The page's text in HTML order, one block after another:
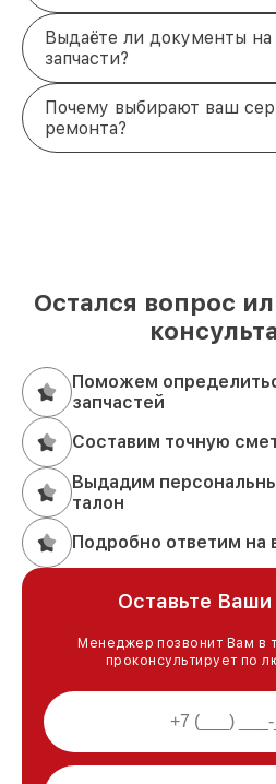
Выдаёте ли документы
запчасти?
Почему выбирают ваш
ремонта?
Остался вопрос
Поможем
запчастей
Составим точную
Выдадим
талон
Подробно ответим на
Оставьте Ваши
Менеджер позвонит Вам в
проконсультирует по